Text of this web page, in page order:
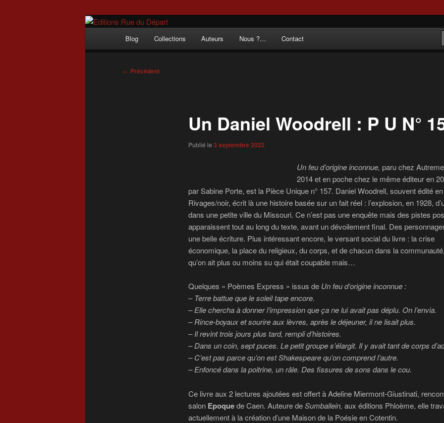
Editions Rue du Départ
Incitation au voyage, du roman noir au poème.
Blog Collections Auteurs Nous ?… Contact
Navigation
← Précédent
Un Daniel Woodrell : P U N°
Publié le 3 septembre 2022
Un feu d’origine inconnue, paru chez
2014 et en poche chez le même éditeur en
par Sabine Porte, est la Pièce Unique n° 157. Daniel Woodrell, souvent édité
Rivages/noir, écrit là une histoire basée sur un fait réel : l’explosion, en 1928,
dans une petite ville du Missouri. Ce n’est pas une enquête mais des pistes
apparaissent tout au long du texte, avant un dévoilement final. Des
une belle écriture. Plus intéressant encore, le versant social du livre : la crise
économique, la place du religieux, du corps, et de chacun dans la
qu’on ait plus ou moins su qui était coupable mais…
Quelques « Poèmes Express » issus de Un feu d’origine inconnue :
–Terre battue que le soleil tape encore.
– Elle chercha à donner l’impression que ça ne lui avait pas déplu. On l’envia.
–Rince-boyaux et sourire aux lèvres, après le déjeuner, il ne lisait plus.
– Il revint trois jours plus tard, rempli d’histoires.
– Dans un coin, sept puces. Le petit groupe s’élargit. Il y avait tant de corps
– C’est pas parce qu’on est Shakespeare qu’on comprend l’autre.
– Enfoncé dans la poitrine, un râle. Des fissures de sons dans le cou.
Ce livre aux 2 lectures ajoutées est offert à Adeline Miermont-Giustinati,
salon Epoquede Caen. Auteure deSumballein, aux éditions Phloème, elle
actuellement à la création d’une Maison de la Poésie en Cotentin.